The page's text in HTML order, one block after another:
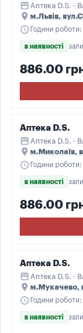
storefront Аптека D.S. ·
place м.Львів,
schedule Години
в наявності
886.00
Аптека D.S.
storefront Аптека D.S. ·
place м.Миколаїв,
schedule Години
в наявності
886.00
Аптека D.S.
storefront Аптека D.S. ·
place м.Мукачево,
schedule Години
в наявності